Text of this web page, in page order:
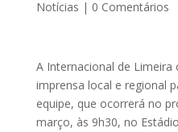
Notícias | 0 Comentários
A Internacional de Limeira
imprensa local e regional
equipe, que ocorrerá no
março, às 9h30, no